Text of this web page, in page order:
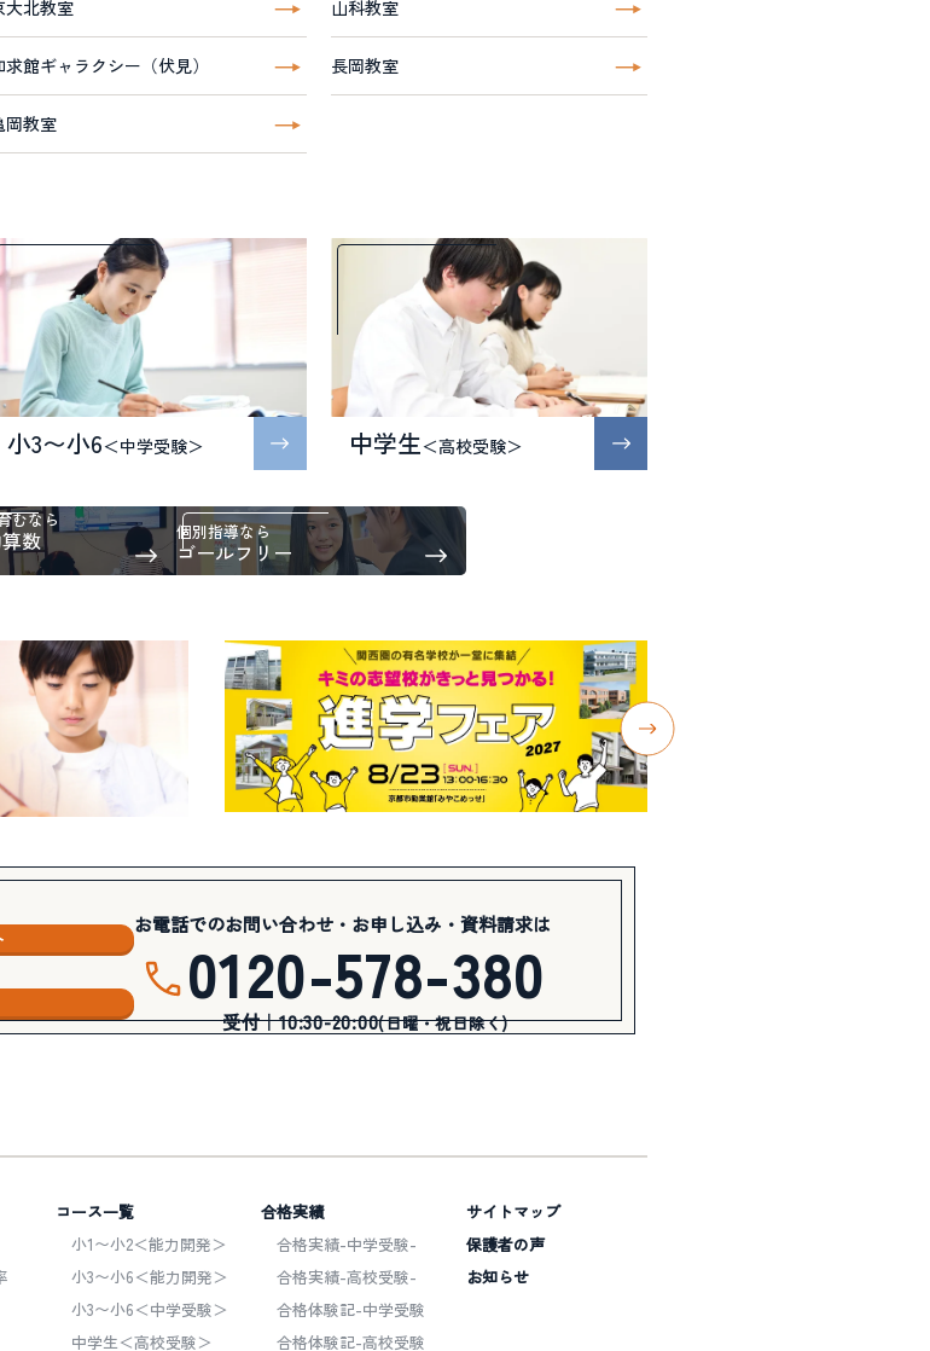
大北教室 山科教室
求館ギャラクシー（伏見） 長岡教室
岡教室
小3〜小6＜中学受験＞ 中学生＜高校受験＞
むなら
数 個別指導なら
ゴールフリー
お電話でのお問い合わせ・お申し込み・資料請求は
0120-578-380
受付｜10:30-20:00(日曜・祝日除く)
コース一覧
小1〜小2＜能力開発＞
小3〜小6＜能力開発＞
小3〜小6＜中学受験＞
中学生＜高校受験＞
合格実績
合格実績-中学受験-
合格実績-高校受験-
合格体験記-中学受験
合格体験記-高校受験
サイトマップ
保護者の声
お知らせ